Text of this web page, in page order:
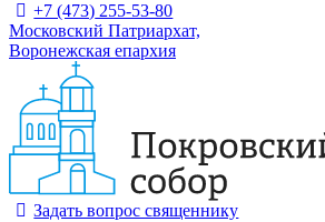
+7 (473) 255-53-80
Московский Патриархат,
Воронежская епархия
Задать вопрос священнику